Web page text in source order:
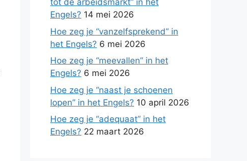
tot de arbeidsmarkt” in het
Engels? 14 mei 2026
Hoe zeg je “vanzelfsprekend” in
het Engels? 6 mei 2026
Hoe zeg je “meevallen” in het
Engels? 6 mei 2026
Hoe zeg je “naast je schoenen
lopen” in het Engels? 10 april 2026
Hoe zeg je “adequaat” in het
Engels? 22 maart 2026